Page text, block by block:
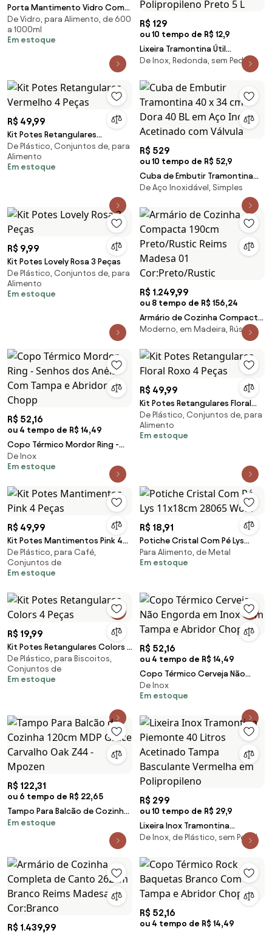
Porta Mantimento Vidro Com
Tampa Cobre 800ml 35298 Bon
Gourmet
De Vidro, para Alimento, de 600
a 1000ml
Em estoque
R$ 129
ou 10 tempo de R$ 12,9
Lixeira Tramontina Útil
Basculante em Aço Inox com
Acabamento Scotch Brite e
Corpo em Polipropileno Preto 5
L
De Inox, Redonda, sem Pedal
R$ 49,99
Kit Potes Retangulares
Vermelho 4 Peças
De Plástico, Conjuntos de, para
Alimento
Em estoque
R$ 529
ou 10 tempo de R$ 52,9
Cuba de Embutir Tramontina
40 x 34 cm Dora 40 BL em Aço
Inox Acetinado com Válvula
De Aço Inoxidável, Simples
R$ 9,99
Kit Potes Lovely Rosa 3 Peças
De Plástico, Conjuntos de, para
Alimento
Em estoque
R$ 1.249,99
ou 8 tempo de R$ 156,24
Armário de Cozinha Compacta
190cm Preto/Rustic Reims
Madesa 01 Cor:Preto/Rustic
Moderno, em Madeira, Rústico
R$ 52,16
ou 4 tempo de R$ 14,49
Copo Térmico Mordor Ring -
Senhos dos Anéis Com Tampa e
Abridor Chopp
De Inox
Em estoque
R$ 49,99
Kit Potes Retangulares Floral
Roxo 4 Peças
De Plástico, Conjuntos de, para
Alimento
Em estoque
R$ 49,99
Kit Potes Mantimentos Pink 4
Peças
De Plástico, para Café,
Conjuntos de
Em estoque
R$ 18,91
Potiche Cristal Com Pé Lys
11x18cm 28065 Wolff
Para Alimento, de Metal
Em estoque
R$ 19,99
Kit Potes Retangulares Colors 4
Peças
De Plástico, para Biscoitos,
Conjuntos de
Em estoque
R$ 52,16
ou 4 tempo de R$ 14,49
Copo Térmico Cerveja Não
Engorda em Inox Com Tampa e
Abridor Chopp
De Inox
Em estoque
R$ 122,31
ou 6 tempo de R$ 22,65
Tampo Para Balcão de Cozinha
120cm MDP Grace Carvalho
Em estoque
R$ 299
ou 10 tempo de R$ 29,9
Lixeira Inox Tramontina
Piemonte 40 Litros Acetinado
Tampa Basculante Vermelha em
Polipropileno
De Inox, de Plástico, sem Pedal
R$ 1.439,99
R$ 52,16
ou 4 tempo de R$ 14,49